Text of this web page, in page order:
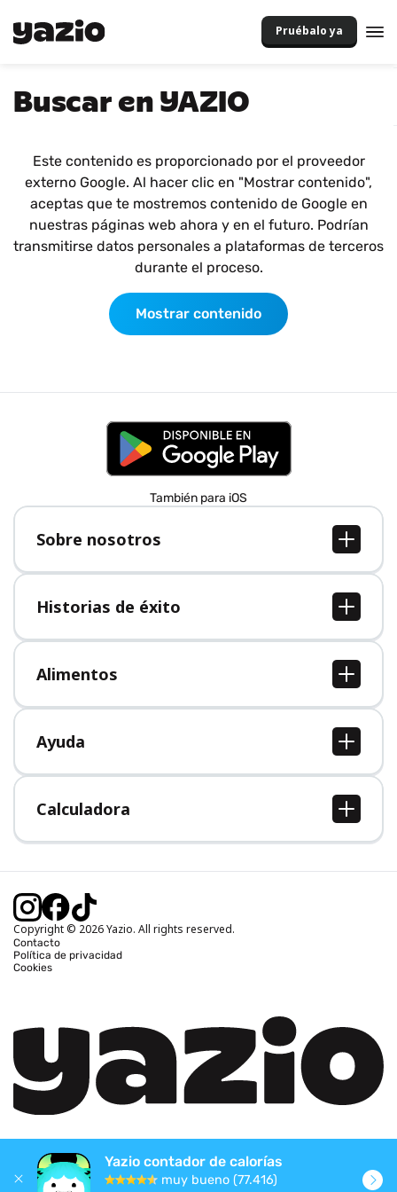
Pruébalo ya
Buscar en YAZIO
Este contenido es proporcionado por el proveedor
externo Google. Al hacer clic en "Mostrar contenido",
aceptas que te mostremos contenido de Google en
nuestras páginas web ahora y en el futuro. Podrían
transmitirse datos personales a plataformas de terceros
durante el proceso.
Mostrar contenido
También para iOS
Sobre nosotros
Sobre nosotros
Empleo
Prensa
Historias de éxito
Todas las historias de éxito
Alimentos
Todos los alimentos
Ayuda
Centro de ayuda
Calculadora
Calcular IMC
Calcular peso ideal
Calcular calorías quemadas
Copyright © 2026 Yazio. All rights reserved.
Contacto
Política de privacidad
Cookies
Yazio contador de calorías
muy bueno (77.416)